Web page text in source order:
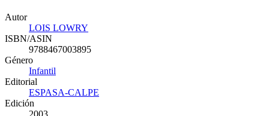
Autor
LOIS LOWRY
ISBN/ASIN
9788467003895
Género
Infantil
Editorial
ESPASA-CALPE
Edición
2003